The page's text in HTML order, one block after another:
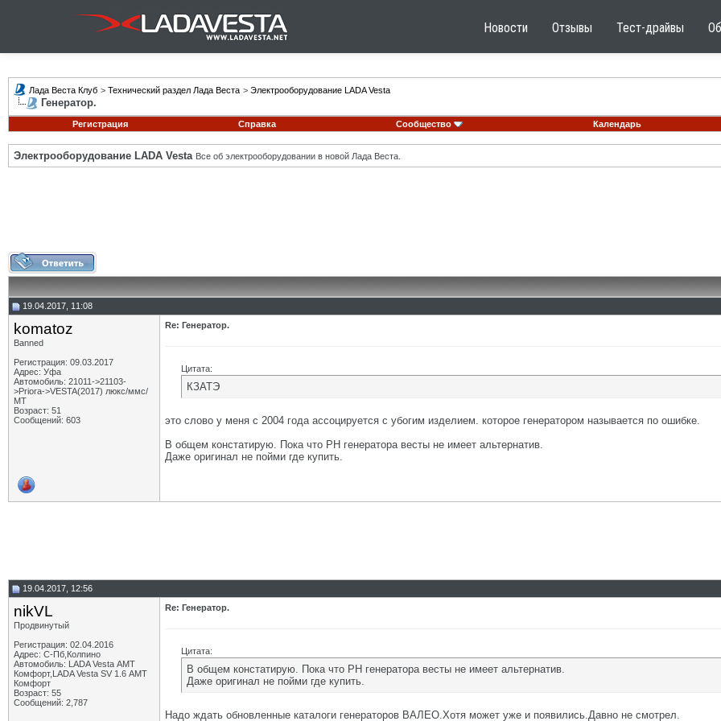
Новости Отзывы Тест-драйвы
Лада Веста Клуб > Технический раздел Лада Веста > Электрооборудование LADA Vesta
Генератор.
Регистрация Справка Сообщество Календарь
Электрооборудование LADA Vesta Все об электрооборудовании в новой Лада Веста.
19.04.2017, 11:08
komatoz
Banned
Регистрация: 09.03.2017
Адрес: Уфа
Автомобиль: 21011->21103-
>Priora->VESTA(2017) люкс/ммс/
МТ
Возраст: 51
Сообщений: 603
Re: Генератор.
Цитата:
КЗАТЭ
это слово у меня с 2004 года ассоцируется с убогим изделием. которое генератором называется по ошибке.
В общем констатирую. Пока что РН генератора весты не имеет альтернатив.
Даже оригинал не пойми где купить.
19.04.2017, 12:56
nikVL
Продвинутый
Регистрация: 02.04.2016
Адрес: С-Пб,Колпино
Автомобиль: LADA Vesta АМТ
Комфорт,LADA Vesta SV 1.6 АМТ
Комфорт
Возраст: 55
Сообщений: 2,787
Re: Генератор.
Цитата:
В общем констатирую. Пока что РН генератора весты не имеет альтернатив.
Даже оригинал не пойми где купить.
Надо ждать обновленные каталоги генераторов ВАЛЕО.Хотя может уже и появились.Давно не смотрел.